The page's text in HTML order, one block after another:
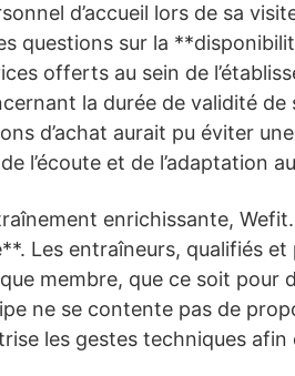
d’accueil lors de sa
questions sur la
offerts au sein de
la durée de validité de
d’achat aurait pu éviter
l’écoute et de l’adaptation
enrichissante,
Les entraîneurs, qualifiés
membre, que ce soit pour
ne se contente pas de
les gestes techniques